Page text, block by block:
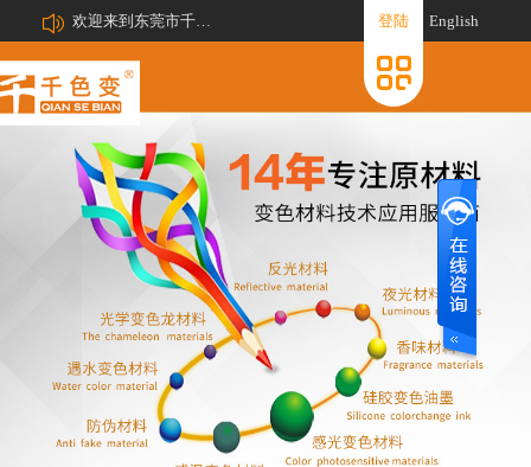
欢迎来到东莞市千色变新材料有限公司网站! English
登陆